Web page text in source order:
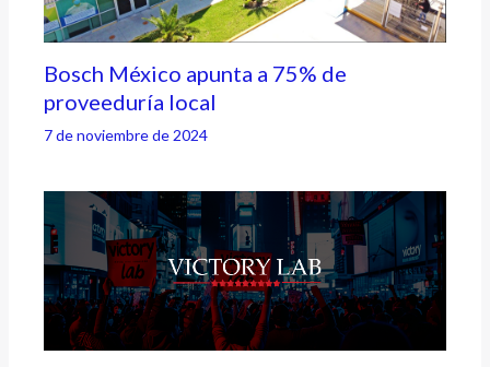
Bosch México apunta a 75% de
proveeduría local
7 de noviembre de 2024